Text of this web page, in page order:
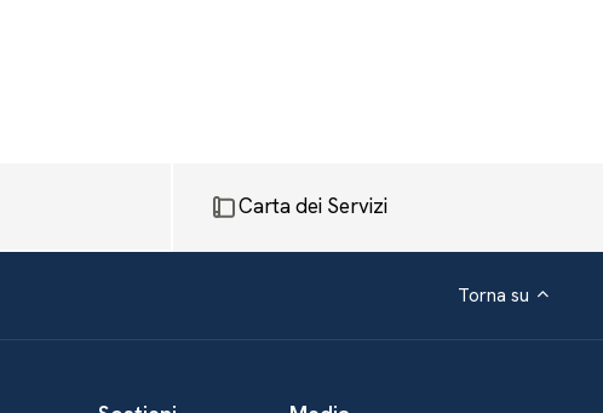
Carta dei Servizi
Torna su